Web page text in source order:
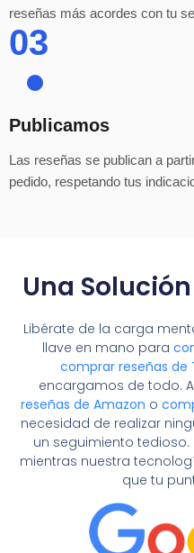
reseñas más acordes con tu
03
Publicamos
Las reseñas se publican a
pedido, respetando tus
Una
Libérate de la carga
llave en mano para
comprar reseñas de
encargamos de todo.
reseñas de Amazon o
necesidad de realizar
un seguimiento
mientras nuestra
que tu